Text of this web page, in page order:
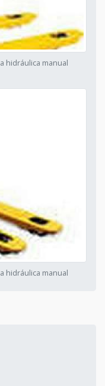
hidráulica manual
hidráulica manual